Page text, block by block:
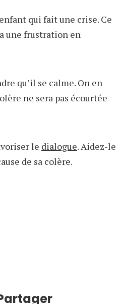
qui fait une crise. Ce
une frustration en
qu’il se calme. On en
ne sera pas écourtée
le dialogue. Aidez-le
de sa colère.